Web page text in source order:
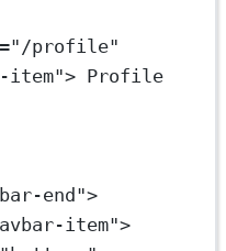
="/profile"
item"> Profile
end">
item">